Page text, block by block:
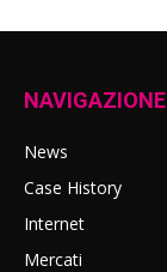
NAVIGAZIONE
News
Case History
Internet
Mercati